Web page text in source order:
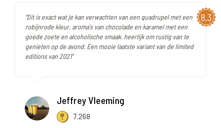
8,3
"Dit is exact wat je kan verwachten van een quadrupel met een
robijnrode kleur, aroma's van chocolade en karamel met een
goede zoete en alcoholische smaak. heerlijk om rustig van te
genieten op de avond. Een mooie laatste variant van de limited
editions van 2021"
Jeffrey Vleeming
7.268